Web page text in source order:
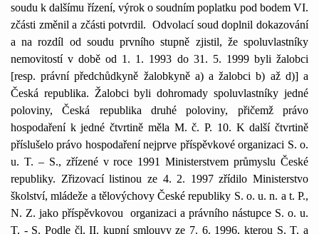
soudu k dalšímu řízení, výrok o soudním poplatku pod bodem VI.
zčásti změnil a zčásti potvrdil.
Odvolací soud doplnil dokazování
a na rozdíl od soudu prvního stupně zjistil, že spoluvlastníky
nemovitostí v době od 1. 1. 1993 do 31. 5. 1999 byli žalobci
[resp. právní předchůdkyně žalobkyně a) a žalobci b) až d)] a
Česká republika. Žalobci byli dohromady spoluvlastníky jedné
poloviny, Česká republika druhé poloviny, přičemž právo
hospodaření k jedné čtvrtině měla M. č. P. 10. K další čtvrtině
příslušelo právo hospodaření nejprve příspěvkové organizaci S. o.
u. T. – S., zřízené v roce 1991 Ministerstvem průmyslu České
republiky. Zřizovací listinou ze 4. 2. 1997 zřídilo Ministerstvo
školství, mládeže a tělovýchovy České republiky S. o. u. n. a t. P.,
N. Z. jako příspěvkovou
organizaci a právního nástupce S. o. u.
T. - S. Podle čl. II. kupní smlouvy ze 7. 6. 1996, kterou S. T. a